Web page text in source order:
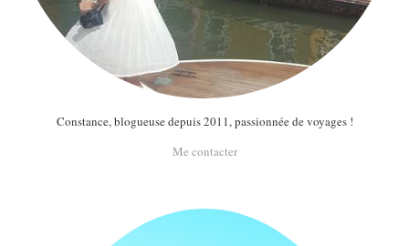
Constance, blogueuse depuis 2011, passionnée de voyages !
Me contacter